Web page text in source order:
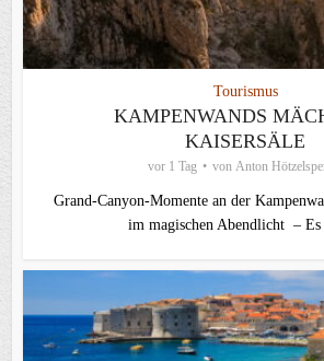
Tourismus
KAMPENWANDS
KAISERSÄLE
vor 1 Tag von Anton
Grand-Canyon-Momente an der
im magischen Abendlicht – Es